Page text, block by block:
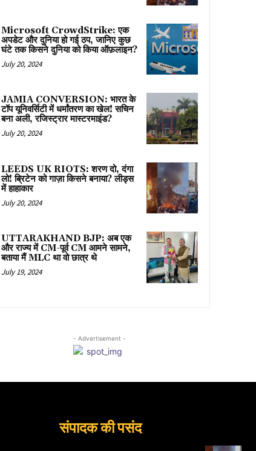
Microsoft CrowdStrike: एक
अपडेट और दुनिया हो गई ठप, जानिए कुछ
घंटे तक किसने दुनिया को किया ऑफ़लाइन?
July 20, 2024
JAMIA CONVERSION: भारत के
टॉप यूनिवर्सिटी में धर्मांतरण का खेल! सचिन
बना अली, रजिस्ट्रार मास्टरमाइंड?
July 20, 2024
LEEDS UK RIOTS: शरण दो, दंगा
लो! ब्रिटेन को गाज़ा किसने बनाया? लीड्स
में हाहाकार
July 20, 2024
UTTARAKHAND BJP: अब एक
और राज्य में CM-पूर्व CM आमने सामने,
बताया मैं MLC था वो छात्र थे
July 19, 2024
- Advertisement -
संपादक की पसंद